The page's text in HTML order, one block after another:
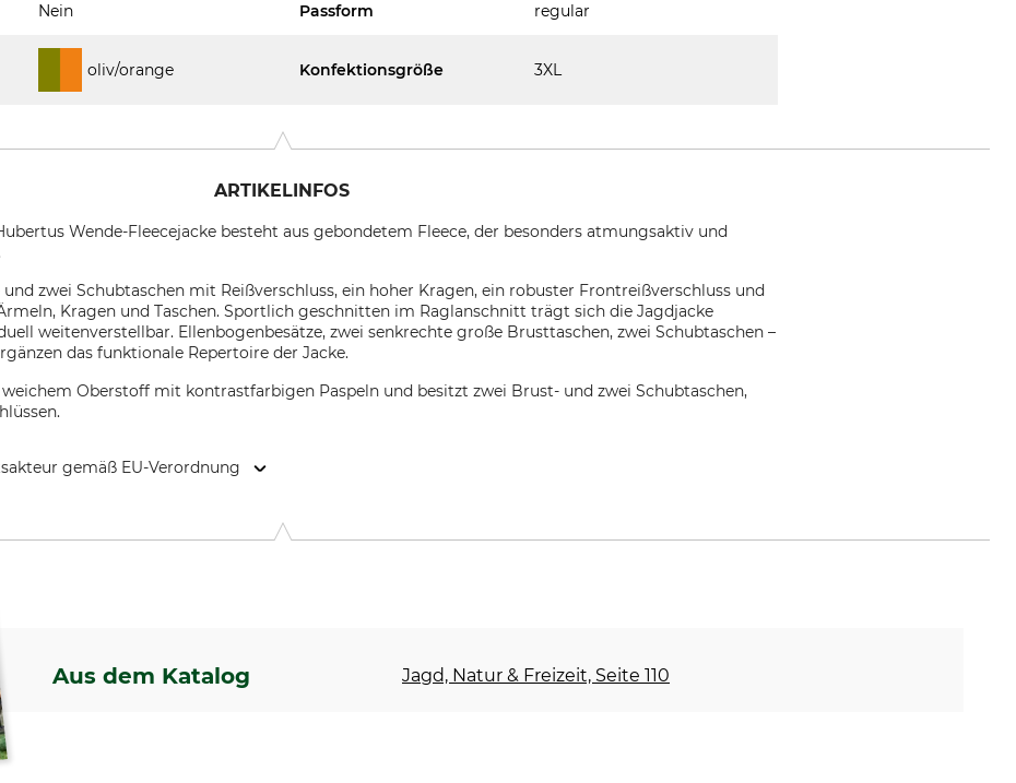
Nein Passform regular
oliv/orange Konfektionsgröße 3XL
ARTIKELINFOS
Wende-Fleecejacke besteht aus gebondetem Fleece, der besonders atmungsaktiv und
zwei Schubtaschen mit Reißverschluss, ein hoher Kragen, ein robuster Frontreißverschluss und
Kragen und Taschen. Sportlich geschnitten im Raglanschnitt trägt sich die Jagdjacke
weitenverstellbar. Ellenbogenbesätze, zwei senkrechte große Brusttaschen, zwei Schubtaschen –
das funktionale Repertoire der Jacke.
weichem Oberstoff mit kontrastfarbigen Paspeln und besitzt zwei Brust- und zwei Schubtaschen,
gemäß EU-Verordnung
Aus dem Katalog Jagd, Natur & Freizeit, Seite 110